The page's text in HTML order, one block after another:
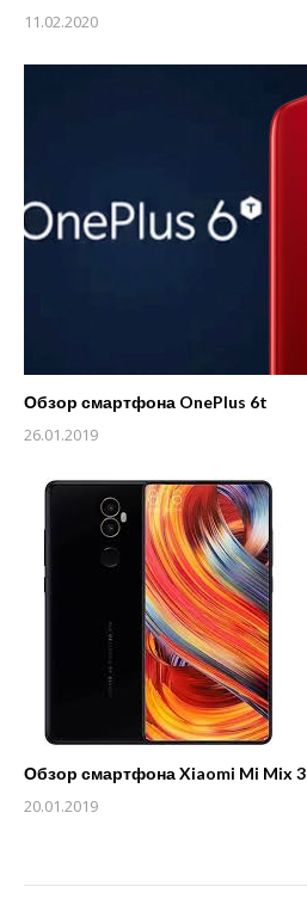
11.02.2020
Обзор смартфона OnePlus 6t
26.01.2019
Обзор смартфона Xiaomi Mi Mix 3
20.01.2019